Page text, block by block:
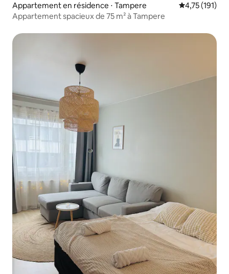
Appartement en résidence ⋅ Tampere Évaluation
4,75 (191)
Appartement spacieux de 75 m² à Tampere